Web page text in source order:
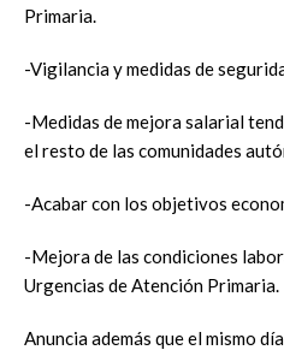
Primaria.
-Vigilancia y medidas de
-Medidas de mejora salarial
el resto de las comunidades
-Acabar con los objetivos
-Mejora de las condiciones
Urgencias de Atención Primaria.
Anuncia además que el mismo